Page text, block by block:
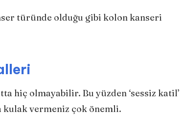
türünde olduğu gibi kolon kanseri
hiç olmayabilir. Bu yüzden ‘sessiz katil’
kulak vermeniz çok önemli.